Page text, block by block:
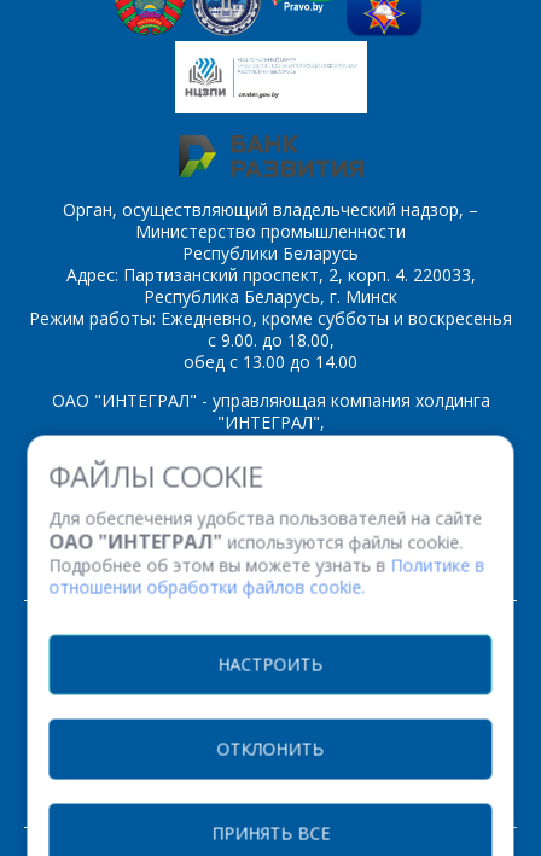
ФАЙЛЫ COOKIE
Для обеспечения удобства пользователей на сайте
ОАО "ИНТЕГРАЛ" используются файлы cookie.
Подробнее об этом вы можете узнать в Политике в
отношении обработки файлов cookie.
НАСТРОИТЬ
ОТКЛОНИТЬ
ПРИНЯТЬ ВСЕ
Орган, осуществляющий владельческий надзор, –
Министерство промышленности
Республики Беларусь
Адрес: Партизанский проспект, 2, корп. 4. 220033,
Республика Беларусь, г. Минск
Режим работы: Ежедневно, кроме субботы и воскресенья
с 9.00. до 18.00,
обед с 13.00 до 14.00
ОАО "ИНТЕГРАЛ" - управляющая компания холдинга
"ИНТЕГРАЛ",
ул. Казинца И.П., д.121А, комната 327, г. Минск, 220108,
Республика Беларусь
Факс: (+375 17) 338 12 94 УНП 100386629
Рег. номер 100386629 от 01.08.2013 г.
© 2026. Все права защищены.
ЗАКАЗАТЬ